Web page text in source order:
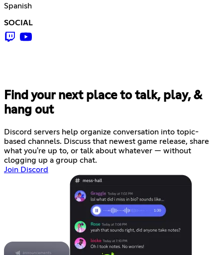
Spanish
SOCIAL
Find your next place to talk, play, &
hang out
Discord servers help organize conversation into topic-
based channels. Discuss that newest game release, share
what you're up to, or talk about whatever — without
clogging up a group chat.
Join Discord